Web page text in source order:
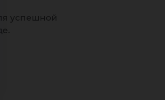
успешной